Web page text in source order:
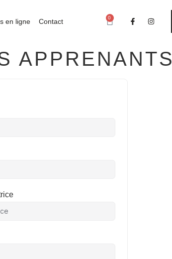
en ligne Contact 0
APPRENANTS